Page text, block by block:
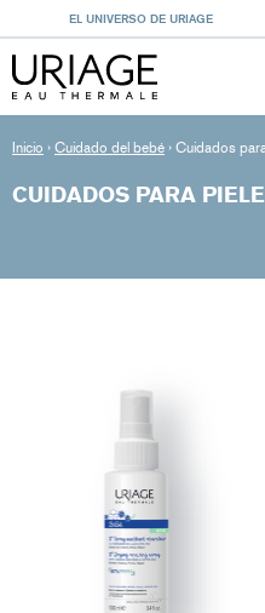
EL UNIVERSO DE URIAGE
Inicio › Cuidado del bebé › Cuidados
CUIDADOS PARA